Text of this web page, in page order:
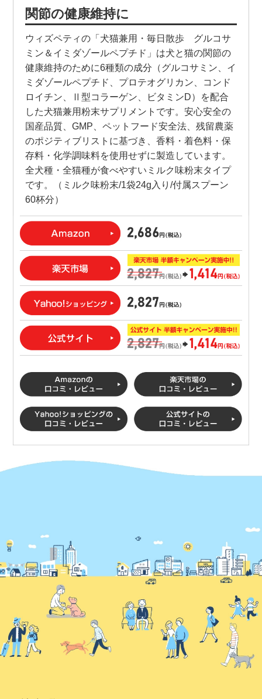
関節の健康維持に
ウィズペティの「犬猫兼用・毎日散歩 グルコサ
ミン＆イミダゾールペプチド」は犬と猫の関節の
健康維持のために6種類の成分（グルコサミン、イ
ミダゾールペプチド、プロテオグリカン、コンド
ロイチン、Ⅱ型コラーゲン、ビタミンD）を配合
した犬猫兼用粉末サプリメントです。安心安全の
国産品質、GMP、ペットフード安全法、残留農薬
のポジティブリストに基づき、香料・着色料・保
存料・化学調味料を使用せずに製造しています。
全犬種・全猫種が食べやすいミルク味粉末タイプ
です。（ミルク味粉末/1袋24g入り/付属スプーン
60杯分）